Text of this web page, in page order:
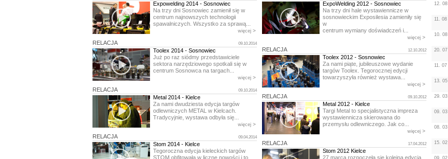
Expowelding 2014 - Sosnowiec
Na trzy dni Sosnowiec zamienił się w
centrum najnowszych technologii
spawalniczych. Wszystko za sprawą...
więcej >
RELACJA 09.10.2014
Toolex 2014 - Sosnowiec
Już po raz siódmy przedstawiciele
sektora narzędziowego spotkali się w
centrum Sosnowca na targach...
więcej >
RELACJA 09.10.2014
Metal 2014 - Kielce
Za nami dwudziesta edycja targów
odlewniczych METAL w Kielcach.
Tradycyjnie, wystawa odbyła się...
więcej >
RELACJA 09.04.2014
Stom 2014 - Kielce
Tegoroczna edycja kieleckich targów
STOM obfitowała w liczne nowości i to
ExpoWelding 2012 - Sosnowiec
Na trzy dni hale wystawiennicze w
sosnowieckim Exposilesia zamieniły się
w
centrum wymiany doświadczeń i...
więcej >
RELACJA 12.10.2012
Toolex 2012 - Sosnowiec
Za nami piąte, jubileuszowe wydanie
targów Toolex. Tegorocznej edycji
towarzyszyła również wystawa...
więcej >
RELACJA 09.10.2012
Metal 2012 - Kielce
Targi Metal to specjalistyczna impreza
wystawiennicza skierowana do
przemysłu odlewniczego. Jak co...
więcej >
RELACJA 17.04.2012
Stom 2012 Kielce
27 marca rozpoczęła się kolejna edycja
12. 08
11. 08
10. 08
20. 07
11. 07
13. 05
29. 03
09. 03
08. 03
15. 02
09. 02